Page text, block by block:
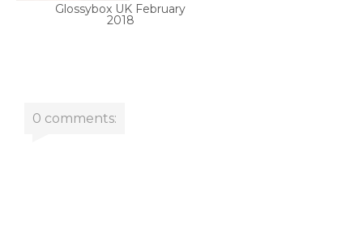
Glossybox UK February
2018
0 comments: